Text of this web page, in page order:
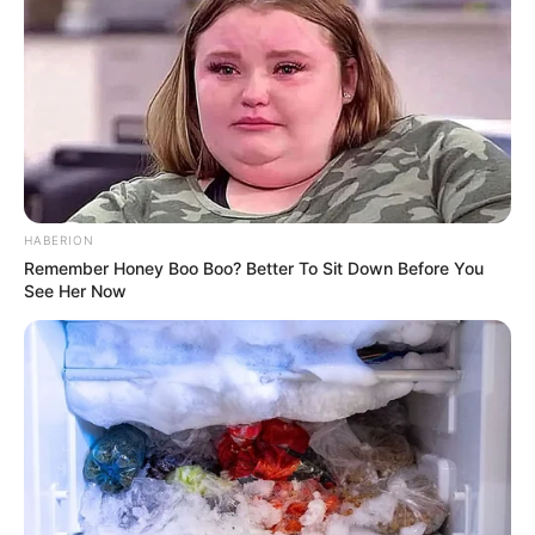
Ensuite, des profils variés et les conditions de terrain
annoncées pourraient fortement influencer le déroulement
de la course. Par ailleurs, plusieurs concurrents affichent
une forme sûre et des ambitions légitimes dans ce
handicap. Enfin, le parcours et le rythme seront
déterminants pour départager des candidatures très
proches.
Favoris du Quinté+ PMU : des bases solides
pour la victoire
CHESS (2) CUNCERTO (9) HAVIASSOR (14)
D’une part, Chess (2) affiche une forme optimale selon son
entraîneur et apprécie particulièrement les longues
HABERION
Remember Honey Boo Boo? Better To Sit Down Before You
See Her Now